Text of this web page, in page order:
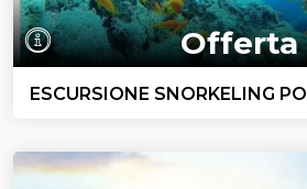
Offerta
ESCURSIONE SNORKELING